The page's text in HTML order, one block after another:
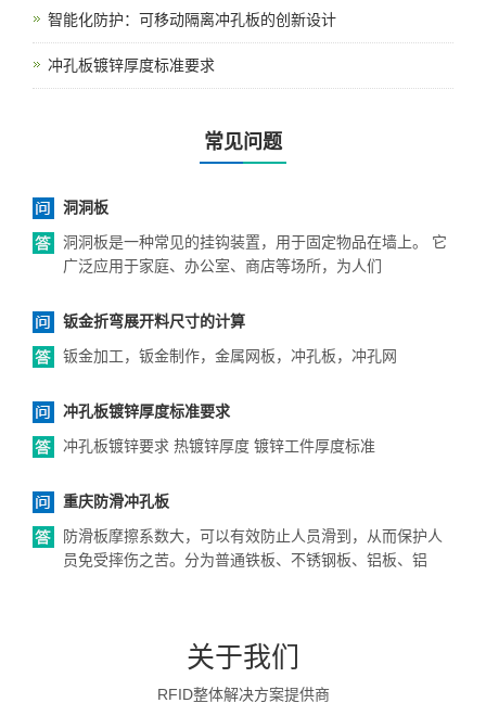
智能化防护：可移动隔离冲孔板的创新设计
冲孔板镀锌厚度标准要求
常见问题
洞洞板
洞洞板是一种常见的挂钩装置，用于固定物品在墙上。 它
广泛应用于家庭、办公室、商店等场所，为人们
钣金折弯展开料尺寸的计算
钣金加工，钣金制作，金属网板，冲孔板，冲孔网
冲孔板镀锌厚度标准要求
冲孔板镀锌要求 热镀锌厚度 镀锌工件厚度标准
重庆防滑冲孔板
防滑板摩擦系数大，可以有效防止人员滑到，从而保护人
员免受摔伤之苦。分为普通铁板、不锈钢板、铝板、铝
关于我们
RFID整体解决方案提供商